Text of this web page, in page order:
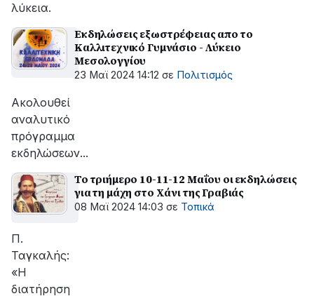
λύκεια.
Εκδηλώσεις εξωστρέφειας απο το
Καλλιτεχνικό Γυμνάσιο - Λύκειο
Μεσολογγίου
23 Μαϊ 2024 14:12 σε Πολιτισμός
Ακολουθεί
αναλυτικό
πρόγραμμα
εκδηλώσεων...
Το τριήμερο 10-11-12 Μαΐου οι εκδηλώσεις
για τη μάχη στο Χάνι της Γραβιάς
08 Μαϊ 2024 14:03 σε Τοπικά
Π.
Ταγκαλής:
«Η
διατήρηση